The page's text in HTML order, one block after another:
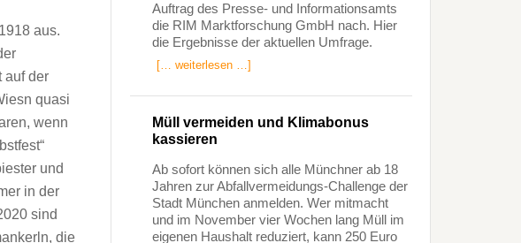
aus.
auf der
quasi
wenn
und
in der
sind
die
Auftrag des Presse- und Informationsamts
die RIM Marktforschung GmbH nach. Hier
die Ergebnisse der aktuellen Umfrage.
[… weiterlesen …]
Müll vermeiden und Klimabonus
kassieren
Ab sofort können sich alle Münchner ab 18
Jahren zur Abfallvermeidungs-Challenge der
Stadt München anmelden. Wer mitmacht
und im November vier Wochen lang Müll im
eigenen Haushalt reduziert, kann 250 Euro